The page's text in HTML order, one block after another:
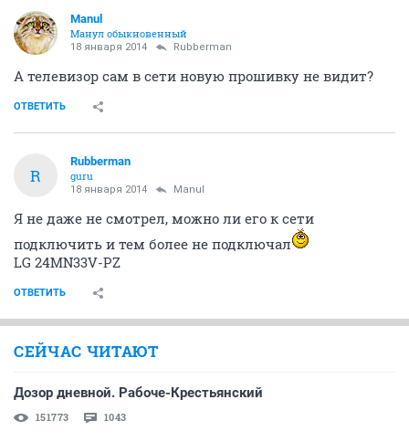
Manul
Манул обыкновенный
18 января 2014 Rubberman
А телевизор сам в сети новую прошивку не видит?
ОТВЕТИТЬ
R
Rubberman
guru
18 января 2014 Manul
Я не даже не смотрел, можно ли его к сети
подключить и тем более не подключал
LG 24MN33V-PZ
ОТВЕТИТЬ
СЕЙЧАС ЧИТАЮТ
Дозор дневной. Рабоче-Крестьянский
151773 1043